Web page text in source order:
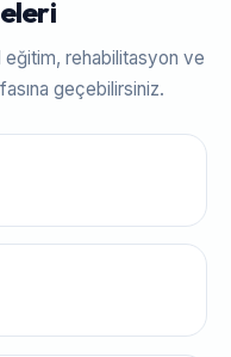
rehabilitasyon ve
geçebilirsiniz.